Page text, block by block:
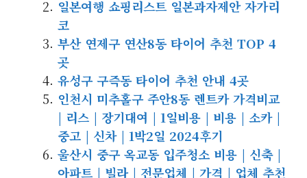
일본여행 쇼핑리스트 일본과자제안 자가리
코
부산 연제구 연산8동 타이어 추천 TOP 4
곳
유성구 구즉동 타이어 추천 안내 4곳
인천시 미추홀구 주안8동 렌트카 가격비교
| 리스 | 장기대여 | 1일비용 | 비용 | 소카 |
중고 | 신차 | 1박2일 2024후기
울산시 중구 옥교동 입주청소 비용 | 신축 |
아파트 | 빌라 | 전문업체 | 가격 | 업체 추천